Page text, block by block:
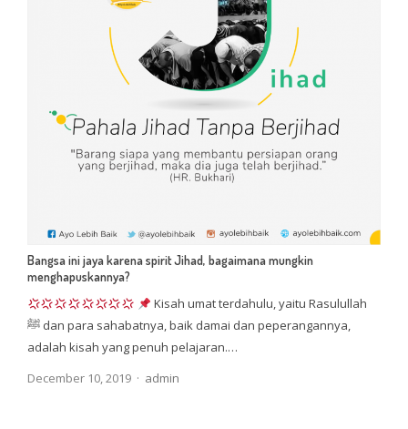
Bangsa ini jaya karena spirit Jihad, bagaimana mungkin
menghapuskannya?
Kisah umat terdahulu, yaitu Rasulullah
ﷺ dan para sahabatnya, baik damai dan peperangannya,
adalah kisah yang penuh pelajaran.…
December 10, 2019
Author
admin